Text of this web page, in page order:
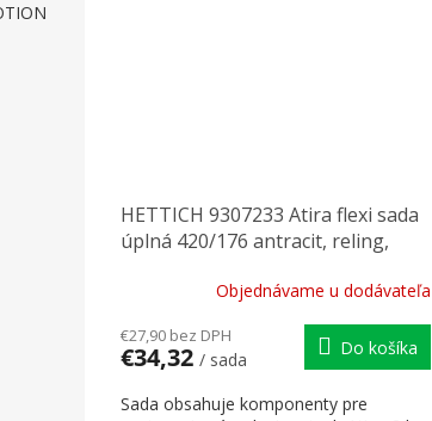
HETTICH 9307233 Atira flexi sada
úplná 420/176 antracit, reling,
Objednávame u dodávateľa
€27,90 bez DPH
€34,32 / sada
Do košíka
Sada obsahuje komponenty pre